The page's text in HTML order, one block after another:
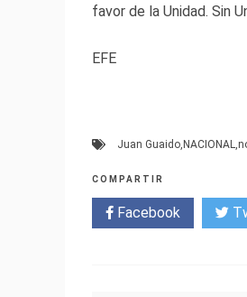
favor de la Unidad. Sin
EFE
Juan Guaido, NACIONAL,
COMPARTIR
Facebook